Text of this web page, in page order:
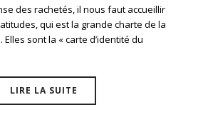
des rachetés, il nous faut accueillir
qui est la grande charte de la
sont la « carte d’identité du
LIRE LA SUITE